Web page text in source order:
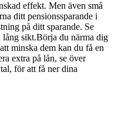
effekt. Men även små
ditt pensionssparande i
på ditt sparande. Se
lång sikt.Börja du närma dig
minska dem kan du få en
extra på lån, se över
för att få ner dina